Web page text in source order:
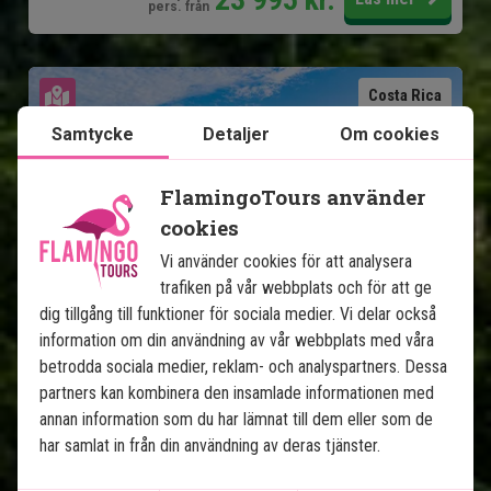
pers. från
Costa Rica
Costa Rica från kust till kust
13 nätter tur och retur
Tortuguero - sköldpaddor och kanaler
Puerto Viejo de Talamanca - karibiska
stränder
Arenal - vulkaner och varma källor
Samtycke Detaljer Om cookies
FlamingoTours använder
cookies
Vi använder cookies för att analysera
trafiken på vår webbplats och för att ge
dig tillgång till funktioner för sociala medier. Vi delar också
information om din användning av vår webbplats med våra
betrodda sociala medier, reklam- och analyspartners. Dessa
partners kan kombinera den insamlade informationen med
annan information som du har lämnat till dem eller som de
har samlat in från din användning av deras tjänster.